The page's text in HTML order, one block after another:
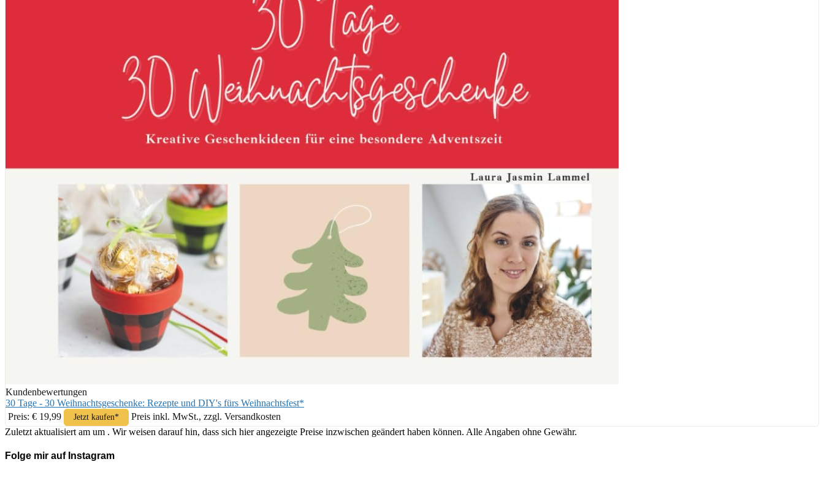
Kundenbewertungen
30 Tage - 30 Weihnachtsgeschenke: Rezepte und DIY's fürs Weihnachtsfest*
Preis: € 19,99
Jetzt kaufen*
Preis inkl. MwSt., zzgl. Versandkosten
Zuletzt aktualisiert am um . Wir weisen darauf hin, dass sich hier angezeigte Preise inzwischen geändert haben können. Alle Angaben ohne Gewähr.
Folge mir auf Instagram